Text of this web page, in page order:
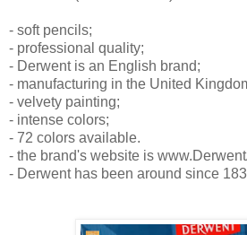
- soft pencils;
- professional quality;
- Derwent is an English brand;
- manufacturing in the United
- velvety painting;
- intense colors;
- 72 colors available.
- the brand's website is
- Derwent has been around since